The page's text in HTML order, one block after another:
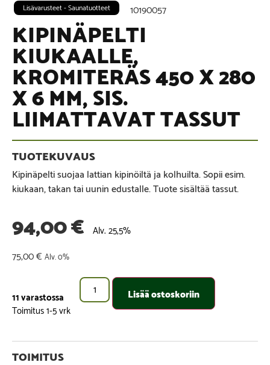
10190057
Lisävarusteet - Saunatuotteet
KIPINÄPELTI
KIUKAALLE,
KROMITERÄS 450 X 280
X 6 MM, SIS.
LIIMATTAVAT TASSUT
Kipinäpelti suojaa lattian kipinöiltä ja kolhuilta. Sopii esim.
kiukaan, takan tai uunin edustalle. Tuote sisältää tassut.
94,00€ Alv. 25,5%
75,00€ Alv. 0%
11 varastossa Lisää ostoskoriin